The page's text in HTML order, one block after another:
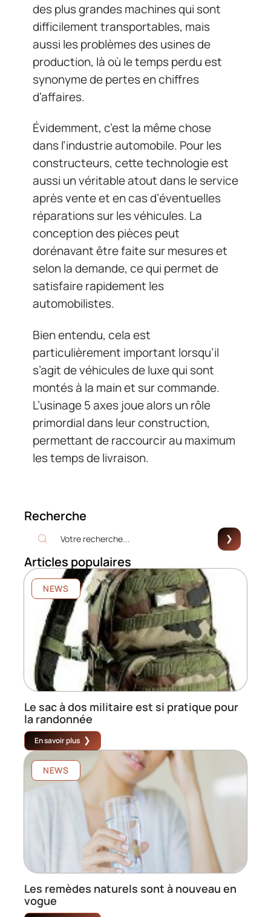
des plus grandes machines qui sont
difficilement transportables, mais
aussi les problèmes des usines de
production, là où le temps perdu est
synonyme de pertes en chiffres
d’affaires.
Évidemment, c’est la même chose
dans l’industrie automobile. Pour les
constructeurs, cette technologie est
aussi un véritable atout dans le service
après vente et en cas d’éventuelles
réparations sur les véhicules. La
conception des pièces peut
dorénavant être faite sur mesures et
selon la demande, ce qui permet de
satisfaire rapidement les
automobilistes.
Bien entendu, cela est
particulièrement important lorsqu’il
s’agit de véhicules de luxe qui sont
montés à la main et sur commande.
L’usinage 5 axes joue alors un rôle
primordial dans leur construction,
permettant de raccourcir au maximum
les temps de livraison.
Recherche
Articles populaires
NEWS
Le sac à dos militaire est si pratique pour
la randonnée
En savoir plus
NEWS
Les remèdes naturels sont à nouveau en
vogue